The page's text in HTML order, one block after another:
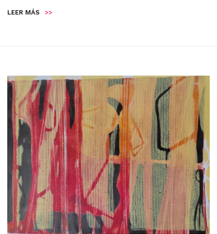
LEER MÁS >>